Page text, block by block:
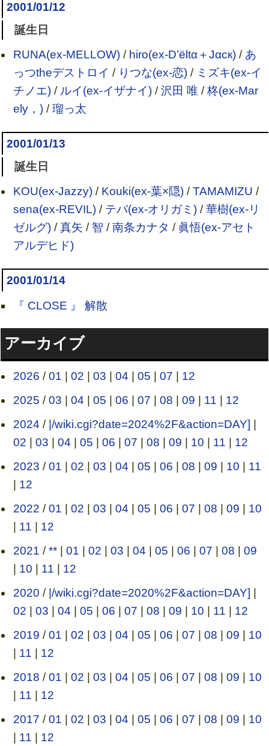
2001/01/12
誕生日
RUNA(ex-MELLOW)/ hiro(ex-D’ёltα＋Jαск)/ あ
っつtheデストロイ / りつな(ex-恋)/ ミズキ(ex-イ
チノエ)/ ルイ(ex-イザナイ)/沢田 唯 /柊(ex-Mar
ely，)/瑠っ太
2001/01/13
誕生日
KOU(ex-Jazzy)/ Kouki(ex-葉×隠)/TAMAMIZU /
sena(ex-REVIL)/ テバ(ex-オリガミ)/華樹(ex-リ
ゼルグ)/真矢 / 智 /南条カナタ / 眞悟(ex-アセト
アルデヒド)
2001/01/14
『 CLOSE 』 解散
アーカイブ
2026 /01 | 02 | 03 | 04 | 05 | 07 | 12
2025 /03 | 04 | 05 | 06 | 07 | 08 | 09 | 11 | 12
2024 / |/wiki.cgi?date=2024%2F&action=DAY] |
02 | 03 | 04 | 05 | 06 | 07 | 08 | 09 | 10 | 11 | 12
2023 /01 | 02 | 03 | 04 | 05 | 06 | 08 | 09 | 10 | 11
| 12
2022 /01 | 02 | 03 | 04 | 05 | 06 | 07 | 08 | 09 | 10
| 11 | 12
2021 /**| 01 | 02 | 03 | 04 | 05 | 06 | 07 | 08 | 09
| 10 | 11 | 12
2020 / |/wiki.cgi?date=2020%2F&action=DAY] |
02 | 03 | 04 | 05 | 06 | 07 | 08 | 09 | 10 | 11 | 12
2019 /01 | 02 | 03 | 04 | 05 | 06 | 07 | 08 | 09 | 10
| 11 | 12
2018 /01 | 02 | 03 | 04 | 05 | 06 | 07 | 08 | 09 | 10
| 11 | 12
2017 /01 | 02 | 03 | 04 | 05 | 06 | 07 | 08 | 09 | 10
| 11 | 12